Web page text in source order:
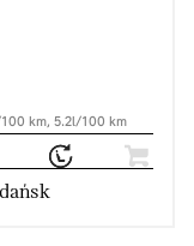
100 km, 5.2l/100 km